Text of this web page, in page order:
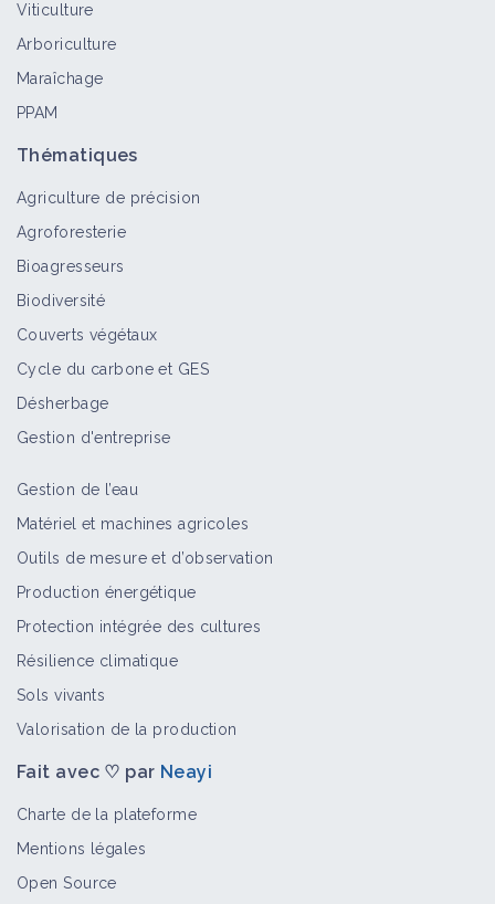
Viticulture
Arboriculture
Maraîchage
PPAM
Thématiques
Agriculture de précision
Agroforesterie
Bioagresseurs
Biodiversité
Couverts végétaux
Cycle du carbone et GES
Désherbage
Gestion d'entreprise
Gestion de l’eau
Matériel et machines agricoles
Outils de mesure et d’observation
Production énergétique
Protection intégrée des cultures
Résilience climatique
Sols vivants
Valorisation de la production
Fait avec ♡ par Neayi
Charte de la plateforme
Mentions légales
Open Source